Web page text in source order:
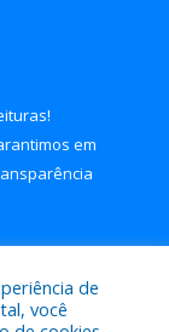
!
em
de
você